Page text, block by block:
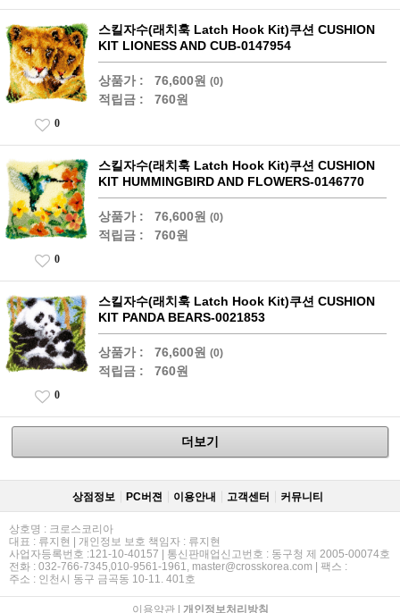
스킬자수(래치훅 Latch Hook Kit)쿠션 CUSHION
KIT LIONESS AND CUB-0147954
상품가 : 76,600원 (0)
적립금 : 760원
0
스킬자수(래치훅 Latch Hook Kit)쿠션 CUSHION
KIT HUMMINGBIRD AND FLOWERS-0146770
상품가 : 76,600원 (0)
적립금 : 760원
0
스킬자수(래치훅 Latch Hook Kit)쿠션 CUSHION
KIT PANDA BEARS-0021853
상품가 : 76,600원 (0)
적립금 : 760원
0
더보기
상점정보 PC버젼 이용안내 고객센터 커뮤니티
상호명 : 크로스코리아
대표 : 류지현 | 개인정보 보호 책임자 : 류지현
사업자등록번호 :121-10-40157 | 통신판매업신고번호 : 동구청 제 2005-00074호
전화 : 032-766-7345,010-9561-1961, master@crosskorea.com | 팩스 :
주소 : 인천시 동구 금곡동 10-11. 401호
이용약관| 개인정보처리방침